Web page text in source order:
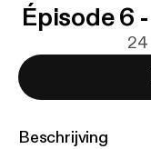
Épisode 6
24
Beschrijving